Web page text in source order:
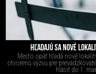
HĽADAJÚ SA NOVÉ
Mesto opäť hľadá nové
otvorenú výzvu pre
hlásiť do 1.